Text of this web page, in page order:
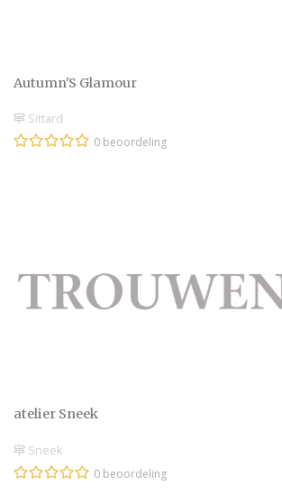
Autumn'S Glamour
Sittard
0 beoordeling
atelier Sneek
Sneek
0 beoordeling